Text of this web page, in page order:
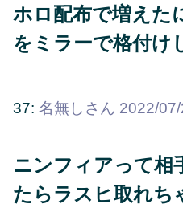
ホロ配布で増えた
をミラーで格付け
37: 名無しさん 2022/
ニンフィアって相
たらラスヒ取れち